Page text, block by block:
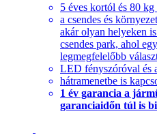
5 éves kortól és 80
a csendes és
akár olyan helyeken
csendes park, ahol
legmegfelelőbb
LED fényszóróval és
hátramenetbe is
1 év garancia a
garanciaidőn túl is